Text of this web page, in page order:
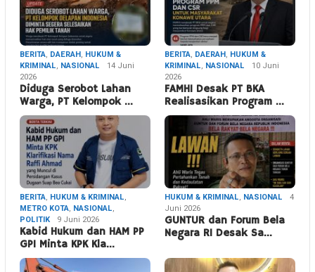
BERITA, DAERAH, HUKUM &
KRIMINAL, NASIONAL
14 Juni
2026
Diduga Serobot Lahan
Warga, PT Kelompok …
BERITA, DAERAH, HUKUM &
KRIMINAL, NASIONAL
10 Juni
2026
FAMHI Desak PT BKA
Realisasikan Program …
BERITA, HUKUM & KRIMINAL,
METRO KOTA, NASIONAL,
POLITIK
9 Juni 2026
Kabid Hukum dan HAM PP
GPI Minta KPK Kla…
HUKUM & KRIMINAL, NASIONAL
4
Juni 2026
GUNTUR dan Forum Bela
Negara RI Desak Sa…